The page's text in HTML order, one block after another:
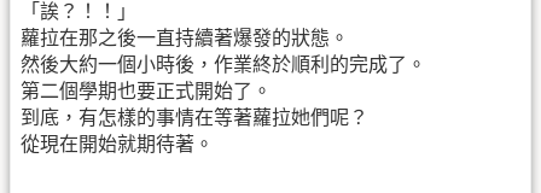
「誒？！！」
蘿拉在那之後一直持續著爆發的狀態。
然後大約一個小時後，作業終於順利的完成了。
第二個學期也要正式開始了。
到底，有怎樣的事情在等著蘿拉她們呢？
從現在開始就期待著。